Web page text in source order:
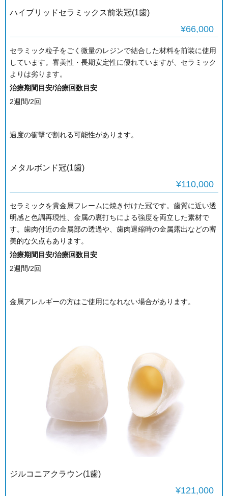
ハイブリッドセラミックス前装冠(1歯)
¥66,000
セラミック粒子をごく微量のレジンで結合した材料を前装に使用
しています。審美性・長期安定性に優れていますが、セラミック
よりは劣ります。
治療期間目安/治療回数目安
2週間/2回
過度の衝撃で割れる可能性があります。
メタルボンド冠(1歯)
¥110,000
セラミックを貴金属フレームに焼き付けた冠です。歯質に近い透
明感と色調再現性、金属の裏打ちによる強度を両立した素材で
す。歯肉付近の金属部の透過や、歯肉退縮時の金属露出などの審
美的な欠点もあります。
治療期間目安/治療回数目安
2週間/2回
金属アレルギーの方はご使用になれない場合があります。
ジルコニアクラウン(1歯)
¥121,000